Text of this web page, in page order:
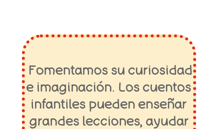
Fomentamos su curiosidad
e imaginación. Los cuentos
infantiles pueden enseñar
grandes lecciones, ayudar